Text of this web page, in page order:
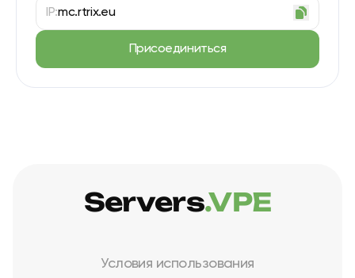
IP:mc.rtrix.eu
Присоединиться
Условия использования
Servers.VPE